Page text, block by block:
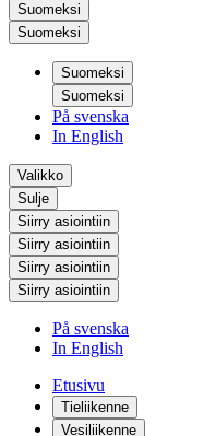
Suomeksi
Suomeksi
Suomeksi
Suomeksi
På svenska
In English
Valikko
Sulje
Siirry asiointiin
Siirry asiointiin
Siirry asiointiin
Siirry asiointiin
På svenska
In English
Etusivu
Tieliikenne
Vesiliikenne